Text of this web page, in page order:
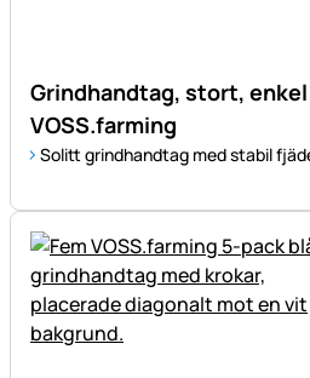
Grindhandtag, stort,
VOSS.farming
Solitt grindhandtag med stabil